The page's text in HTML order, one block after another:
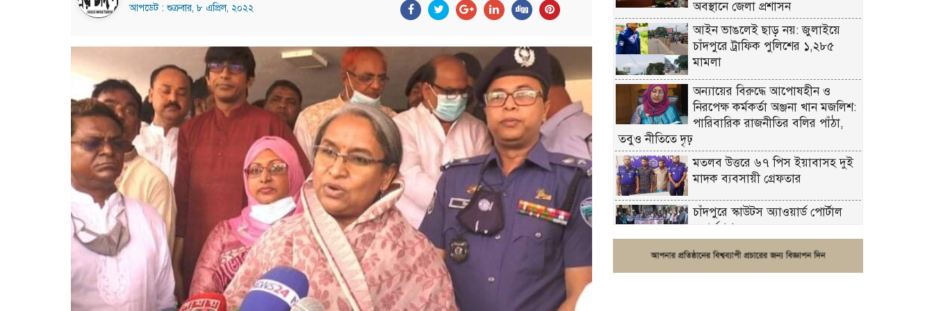
আপডেট : শুক্রবার, ৮ এপ্রিল, ২০২২
অবস্থানে জেলা প্রশাসন
আইন ভাঙলেই ছাড় নয়: জুলাইয়ে
চাঁদপুরে ট্রাফিক পুলিশের ১,২৮৫
মামলা
অন্যায়ের বিরুদ্ধে আপোষহীন ও
নিরপেক্ষ কর্মকর্তা অঞ্জনা খান মজলিশ:
পারিবারিক রাজনীতির বলির পাঁঠা,
তবুও নীতিতে দৃঢ়
মতলব উত্তরে ৬৭ পিস ইয়াবাসহ দুই
মাদক ব্যবসায়ী গ্রেফতার
চাঁদপুরে স্কাউটস অ্যাওয়ার্ড পোর্টাল
ওয়ার্কশপ
ফরিদগঞ্জে চুরির আতঙ্ক: এক সপ্তাহে
২০টির বেশি ঘটনা, নিরাপত্তাহীনতায়